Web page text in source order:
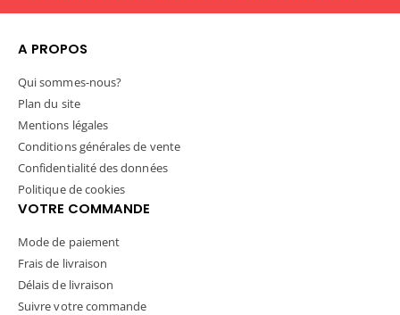
A PROPOS
Qui sommes-nous?
Plan du site
Mentions légales
Conditions générales de vente
Confidentialité des données
Politique de cookies
VOTRE COMMANDE
Mode de paiement
Frais de livraison
Délais de livraison
Suivre votre commande